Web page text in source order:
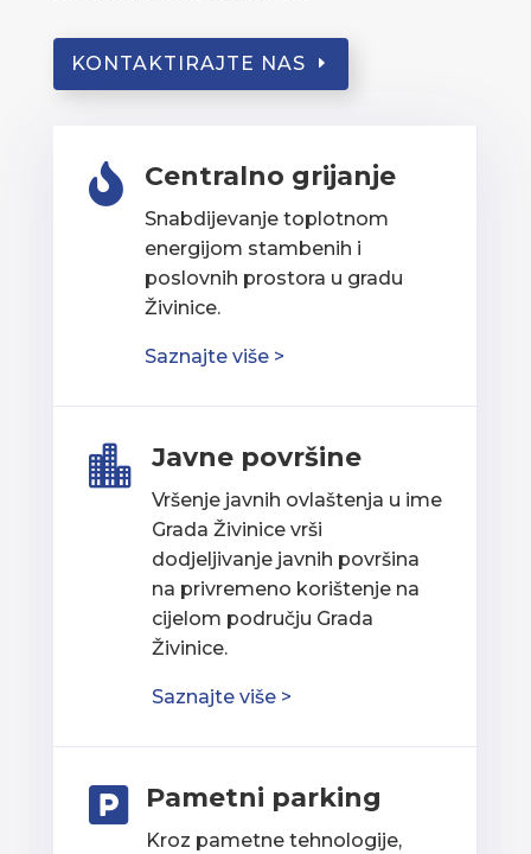
KONTAKTIRAJTE NAS
 Centralno grijanje
Snabdijevanje toplotnom
energijom stambenih i
poslovnih prostora u gradu
Živinice.
Saznajte više >
 Javne površine
Vršenje javnih ovlaštenja u ime
Grada Živinice vrši
dodjeljivanje javnih površina
na privremeno korištenje na
cijelom području Grada
Živinice.
Saznajte više >
 Pametni parking
Kroz pametne tehnologije,